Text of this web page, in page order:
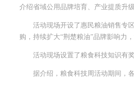
介绍省域公用品牌培育、产业提质升
活动现场开设了惠民粮油销售专
购，持续扩大“荆楚粮油”品牌影响力
活动现场设置了粮食科技知识有
据介绍，粮食科技周活动期间